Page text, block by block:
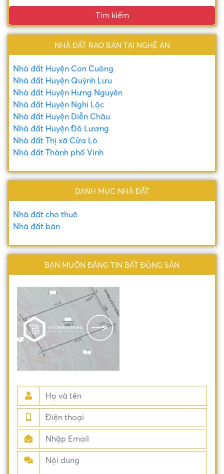
Tìm kiếm
NHÀ ĐẤT RAO BÁN TẠI NGHỆ AN
Nhà đất Huyện Con Cuông
Nhà đất Huyện Quỳnh Lưu
Nhà đất Huyện Hưng Nguyên
Nhà đất Huyện Nghi Lộc
Nhà đất Huyện Diễn Châu
Nhà đất Huyện Đô Lương
Nhà đất Thị xã Cửa Lò
Nhà đất Thành phố Vinh
DANH MỤC NHÀ ĐẤT
Nhà đất cho thuê
Nhà đất bán
BẠN MUỐN ĐĂNG TIN BẤT ĐỘNG SẢN